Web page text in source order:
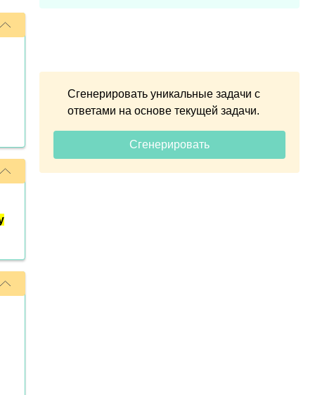
Сгенерировать уникальные задачи с
ответами на основе текущей задачи.
Сгенерировать